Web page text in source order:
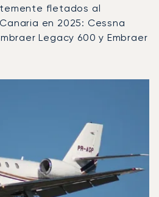
fletados al
en 2025: Cessna
Legacy 600 y Embraer